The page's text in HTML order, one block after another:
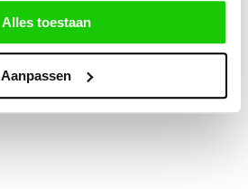
Alles toestaan
Aanpassen